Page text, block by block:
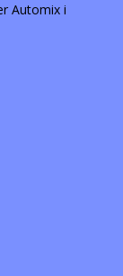
Automix i